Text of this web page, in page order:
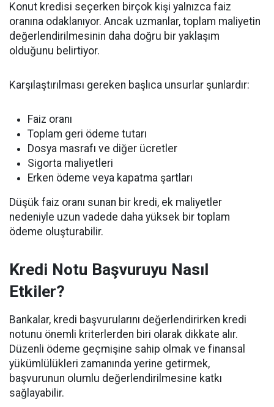
Konut kredisi seçerken birçok kişi yalnızca faiz
oranına odaklanıyor. Ancak uzmanlar, toplam maliyetin
değerlendirilmesinin daha doğru bir yaklaşım
olduğunu belirtiyor.
Karşılaştırılması gereken başlıca unsurlar şunlardır:
Faiz oranı
Toplam geri ödeme tutarı
Dosya masrafı ve diğer ücretler
Sigorta maliyetleri
Erken ödeme veya kapatma şartları
Düşük faiz oranı sunan bir kredi, ek maliyetler
nedeniyle uzun vadede daha yüksek bir toplam
ödeme oluşturabilir.
Kredi Notu Başvuruyu Nasıl
Etkiler?
Bankalar, kredi başvurularını değerlendirirken kredi
notunu önemli kriterlerden biri olarak dikkate alır.
Düzenli ödeme geçmişine sahip olmak ve finansal
yükümlülükleri zamanında yerine getirmek,
başvurunun olumlu değerlendirilmesine katkı
sağlayabilir.